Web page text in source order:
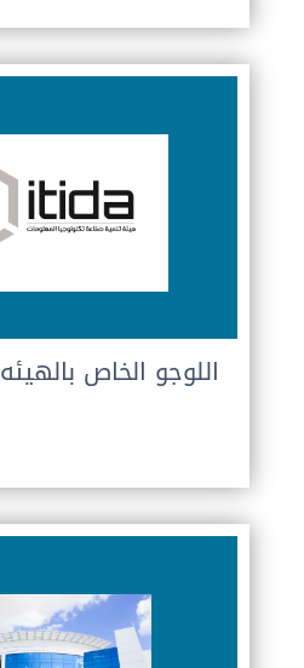
اللوجو الخاص بالهيئه